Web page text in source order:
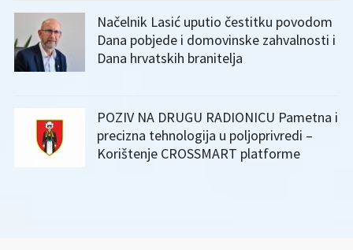
Načelnik Lasić uputio čestitku povodom
Dana pobjede i domovinske zahvalnosti i
Dana hrvatskih branitelja
POZIV NA DRUGU RADIONICU Pametna i
precizna tehnologija u poljoprivredi –
Korištenje CROSSMART platforme